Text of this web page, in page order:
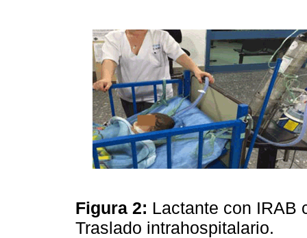
Figura 2: Lactante con IRAB
Traslado intrahospitalario.